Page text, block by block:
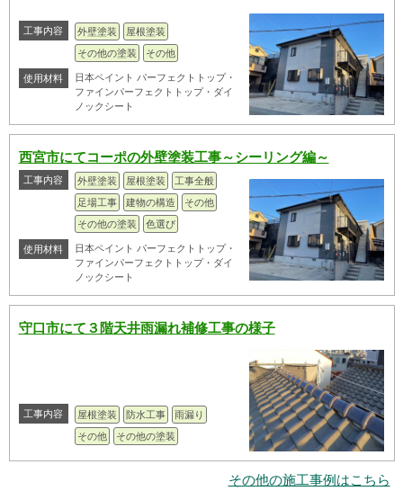
工事内容 外壁塗装
屋根塗装
その他の塗装
その他
使用材料
日本ペイント パーフェクトトップ・
ファインパーフェクトトップ・ダイ
ノックシート
西宮市にてコーポの外壁塗装工事～シーリング編～
工事内容 外壁塗装 屋根塗装
工事全般
足場工事
建物の構造
その他
その他の塗装
色選び
使用材料
日本ペイント パーフェクトトップ・
ファインパーフェクトトップ・ダイ
ノックシート
守口市にて３階天井雨漏れ補修工事の様子
工事内容 屋根塗装 防水工事
雨漏り
その他
その他の塗装
その他の施工事例はこちら